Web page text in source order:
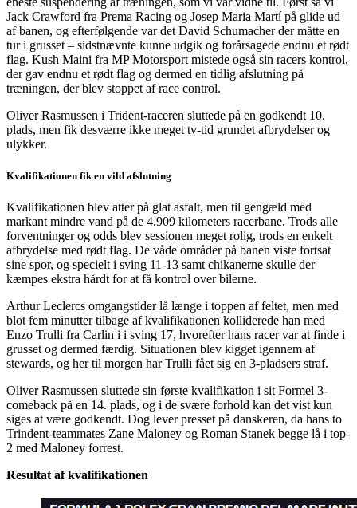
Jack Crawford fra Prema Racing og Josep Maria Martí på glide ud
af banen, og efterfølgende var det David Schumacher der måtte en
tur i grusset – sidstnævnte kunne udgik og forårsagede endnu et rødt
flag. Kush Maini fra MP Motorsport mistede også sin racers kontrol,
der gav endnu et rødt flag og dermed en tidlig afslutning på
træningen, der blev stoppet af race control.
Oliver Rasmussen i Trident-raceren sluttede på en godkendt 10.
plads, men fik desværre ikke meget tv-tid grundet afbrydelser og
ulykker.
Kvalifikationen fik en vild afslutning
Kvalifikationen blev atter på glat asfalt, men til gengæld med
markant mindre vand på de 4.909 kilometers racerbane. Trods alle
forventninger og odds blev sessionen meget rolig, trods en enkelt
afbrydelse med rødt flag. De våde områder på banen viste fortsat
sine spor, og specielt i sving 11-13 samt chikanerne skulle der
kæmpes ekstra hårdt for at få kontrol over bilerne.
Arthur Leclercs omgangstider lå længe i toppen af feltet, men med
blot fem minutter tilbage af kvalifikationen kolliderede han med
Enzo Trulli fra Carlin i i sving 17, hvorefter hans racer var at finde i
grusset og dermed færdig. Situationen blev kigget igennem af
stewards, og her til morgen har Trulli fået sig en 3-pladsers straf.
Oliver Rasmussen sluttede sin første kvalifikation i sit Formel 3-
comeback på en 14. plads, og i de svære forhold kan det vist kun
siges at være godkendt. Dog lever presset på danskeren, da hans to
Trindent-teammates Zane Maloney og Roman Stanek begge lå i top-
2 med Maloney forrest.
Resultat af kvalifikationen